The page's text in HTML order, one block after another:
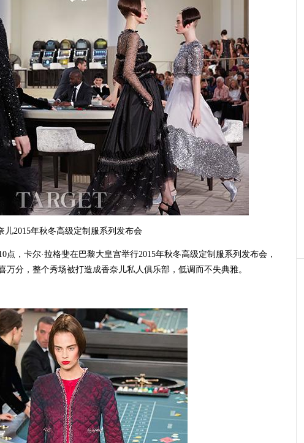
儿2015年秋冬高级定制服系列发布会
卡尔·拉格斐在巴黎大皇宫举行2015年秋冬高级定制服系列发布会，
万分，整个秀场被打造成香奈儿私人俱乐部，低调而不失典雅。